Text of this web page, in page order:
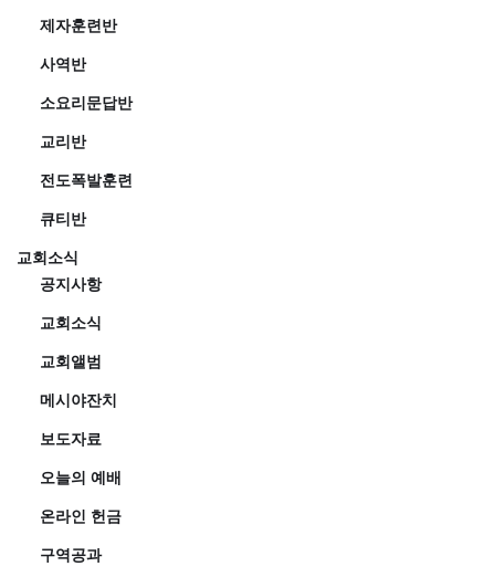
제자훈련반
사역반
소요리문답반
교리반
전도폭발훈련
큐티반
교회소식
공지사항
교회소식
교회앨범
메시야잔치
보도자료
오늘의 예배
온라인 헌금
구역공과